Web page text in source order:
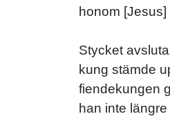
honom
Stycket
kung stämde
fiendekungen
han inte